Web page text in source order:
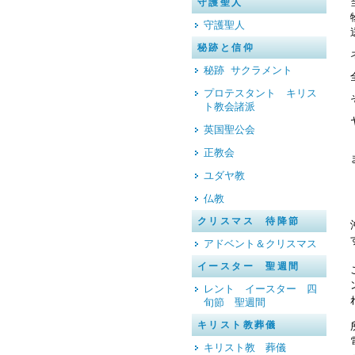
守護聖人
秘跡と信仰
秘跡 サクラメント
プロテスタント キリス
ト教会諸派
英国聖公会
正教会
ユダヤ教
仏教
クリスマス 待降節
アドベント＆クリスマス
イースター 聖週間
レント イースター 四
旬節 聖週間
キリスト教葬儀
キリスト教 葬儀